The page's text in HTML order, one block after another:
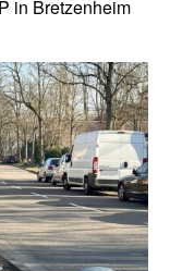
in Bretzenheim